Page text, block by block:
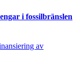
i fossilbränslen
av